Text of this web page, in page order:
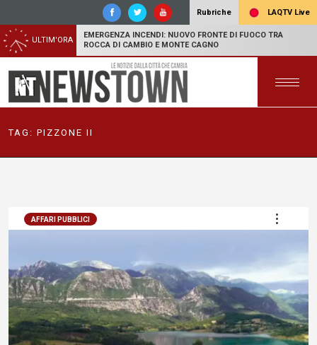
Rubriche LAQTV Live
ULTIM'ORA
EMERGENZA INCENDI: NUOVO FRONTE DI FUOCO TRA
ROCCA DI CAMBIO E MONTE CAGNO
TAG: PIZZONE II
AFFARI PUBBLICI